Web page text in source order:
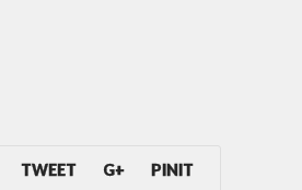
TWEET G+ PINIT